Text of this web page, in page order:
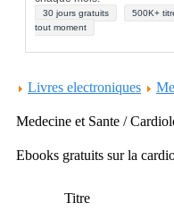
30 jours gratuits 500K+
tout moment
Livres electroniques
Medecine et Sante /
Ebooks gratuits sur la
Titre